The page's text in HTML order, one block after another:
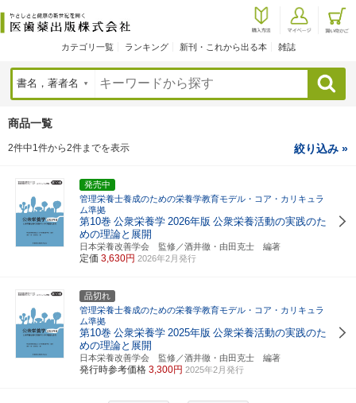
カテゴリ一覧 ランキング 新刊・これから出る本 雑誌
検索
商品一覧
2件中1件から2件までを表示 絞り込み »
発売中
管理栄養士養成のための栄養学教育モデル・コア・カリキュラ
ム準拠
第10巻 公衆栄養学 2026年版 公衆栄養活動の実践のた
めの理論と展開
日本栄養改善学会 監修／酒井徹・由田克士 編著
定価 3,630円 2026年2月発行
品切れ
管理栄養士養成のための栄養学教育モデル・コア・カリキュラ
ム準拠
第10巻 公衆栄養学 2025年版 公衆栄養活動の実践のた
めの理論と展開
日本栄養改善学会 監修／酒井徹・由田克士 編著
発行時参考価格 3,300円 2025年2月発行